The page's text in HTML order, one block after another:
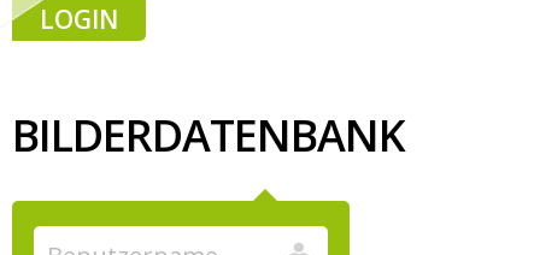
LOGIN
BILDERDATENBANK